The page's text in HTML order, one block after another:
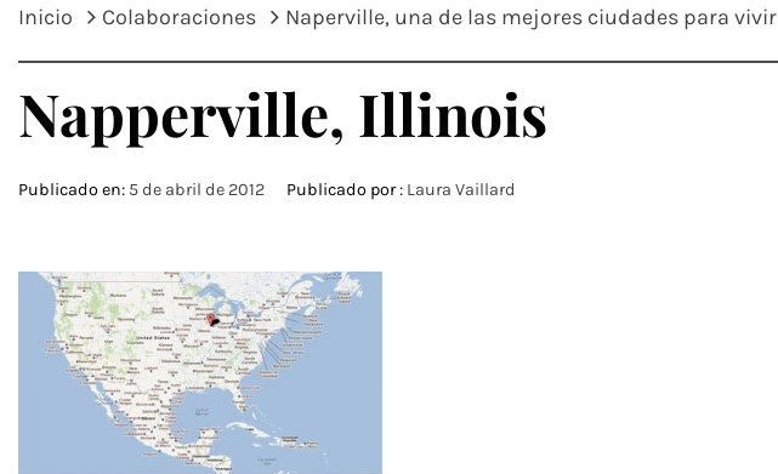
Inicio Colaboraciones Naperville, una de las mejores ciudades para vivir
Napperville, Illinois
Publicado en: 5 de abril de 2012 Publicado por : Laura Vaillard